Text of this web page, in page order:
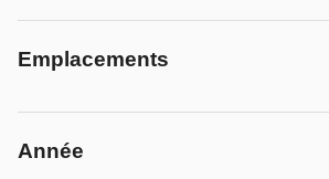
Emplacements
Année